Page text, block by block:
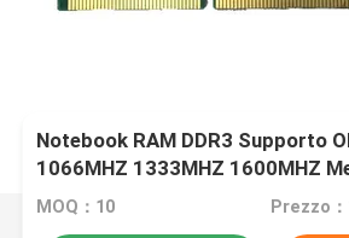
Notebook RAM DDR3 Supporto
1066MHZ 1333MHZ 1600MHZ
MOQ：10 Prezzo